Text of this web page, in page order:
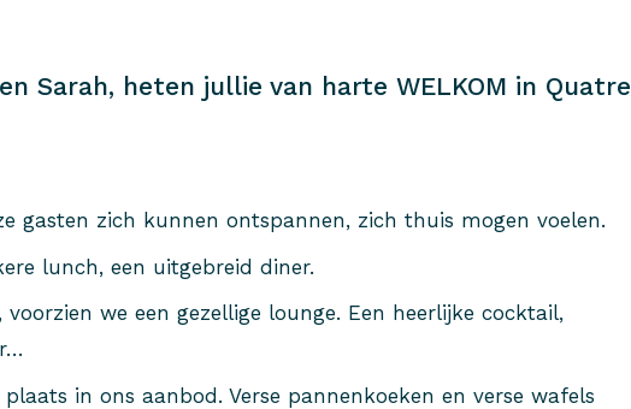
Sarah, heten jullie van harte WELKOM in Quatre
gasten zich kunnen ontspannen, zich thuis mogen voelen.
lunch, een uitgebreid diner.
we een gezellige lounge. Een heerlijke cocktail,
in ons aanbod. Verse pannenkoeken en verse wafels